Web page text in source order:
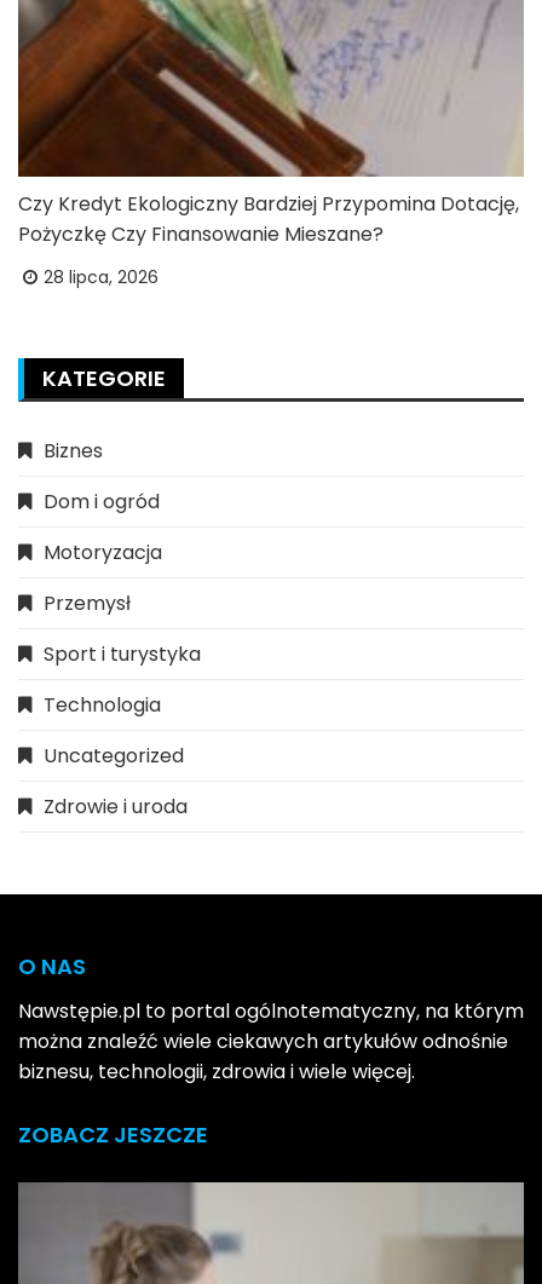
Czy Kredyt Ekologiczny Bardziej Przypomina Dotację,
Pożyczkę Czy Finansowanie Mieszane?
28 lipca, 2026
KATEGORIE
Biznes
Dom i ogród
Motoryzacja
Przemysł
Sport i turystyka
Technologia
Uncategorized
Zdrowie i uroda
O NAS
Nawstępie.pl to portal ogólnotematyczny, na którym
można znaleźć wiele ciekawych artykułów odnośnie
biznesu, technologii, zdrowia i wiele więcej.
ZOBACZ JESZCZE